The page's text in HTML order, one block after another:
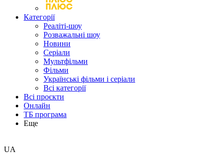
Категорії
Реаліті-шоу
Розважальні шоу
Новини
Серіали
Мультфільми
Фільми
Українські фільми і серіали
Всі категорії
Всі проєкти
Онлайн
ТБ програма
Еще
UA